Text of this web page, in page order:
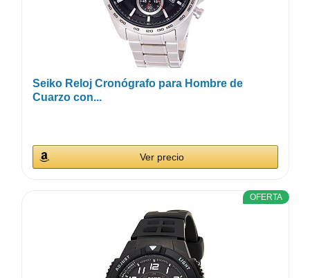
Seiko Reloj Cronógrafo para Hombre de
Cuarzo con...
Ver precio
OFERTA